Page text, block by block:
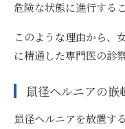
危険な状態に進行する
このような理由から、
に精通した専門医の診
鼠径ヘルニアの嵌
鼠径ヘルニアを放置す